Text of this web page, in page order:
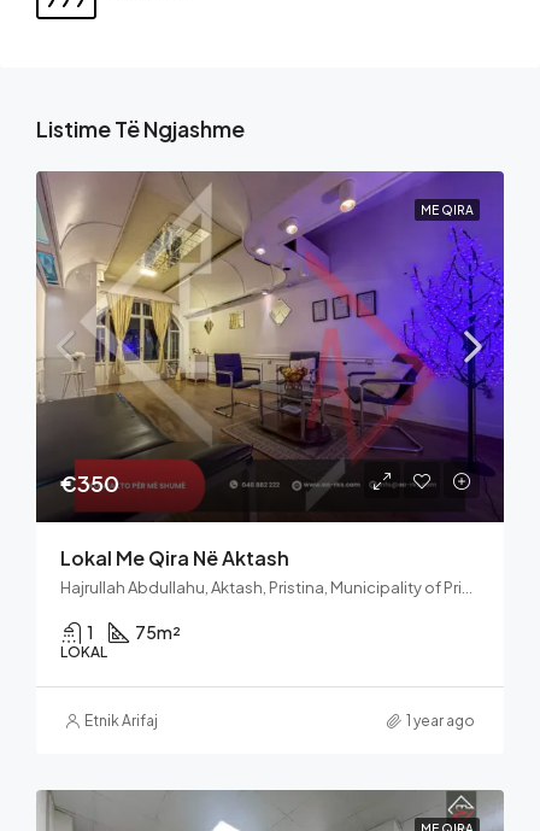
Listime Të Ngjashme
ME QIRA
€350
Lokal Me Qira Në Aktash
Hajrullah Abdullahu, Aktash, Pristina, Municipality of Pristina, District of Prishtina, 10060, Kosovo
1 75m²
LOKAL
Etnik Arifaj 1 year ago